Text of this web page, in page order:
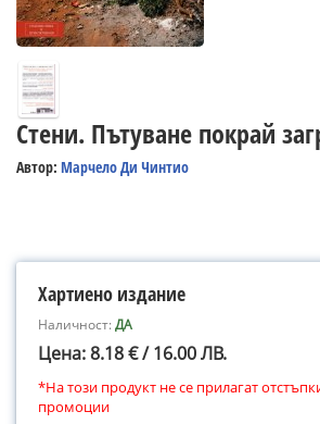
Стени. Пътуване покрай
Автор: Марчело Ди Чинтио
Хартиено издание
Наличност:ДА
Цена: 8.18 € / 16.00 ЛВ.
*На този продукт не се прилагат
промоции